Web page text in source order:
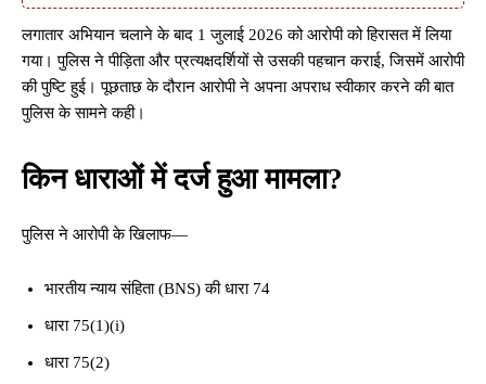
लगातार अभियान चलाने के बाद 1 जुलाई 2026 को आरोपी को हिरासत में लिया
गया। पुलिस ने पीड़िता और प्रत्यक्षदर्शियों से उसकी पहचान कराई, जिसमें आरोपी
की पुष्टि हुई। पूछताछ के दौरान आरोपी ने अपना अपराध स्वीकार करने की बात
पुलिस के सामने कही।
किन धाराओं में दर्ज हुआ मामला?
पुलिस ने आरोपी के खिलाफ—
भारतीय न्याय संहिता (BNS) की धारा 74
धारा 75(1)(i)
धारा 75(2)